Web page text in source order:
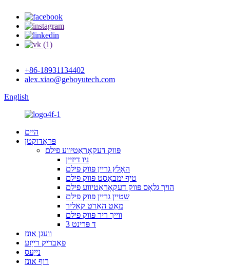
+86-18931134402
alex.xiao@geboyutech.com
English
היים
פּראָדוקטן
פּווק דעקאָראַטיווע פילם
ניו דיזיין
האָלץ גריין פּווק פילם
טיף ימבאָסט פּווק פילם
הויך גלאָס פּווק דעקאָראַטיווע פילם
שטיין גריין פּווק פילם
מאַט האַרט קאָליר
ווייך ריר פּווק פילם
3 ד פּרינט
וועגן אונז
פאַבריק רייַזע
נייַעס
רוף אונז